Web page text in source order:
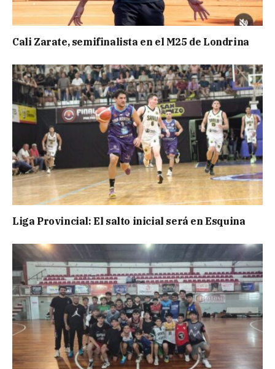
Cali Zarate, semifinalista en el M25 de Londrina
Liga Provincial: El salto inicial será en Esquina